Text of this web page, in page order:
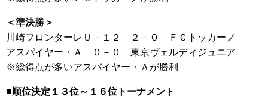
＜準決勝＞
川崎フロンターレＵ－１２ ２－０ ＦＣトッカーノ
アスパイヤー・Ａ ０－０ 東京ヴェルディジュニア
※総得点が多いアスパイヤー・Ａが勝利
■順位決定１３位～１６位トーナメント